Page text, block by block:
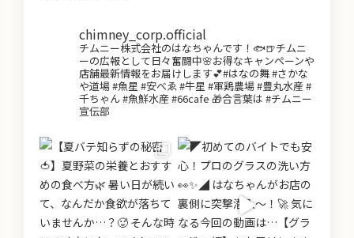
chimney_corp.official
チムニー株式会社のはなちゃんです！🐟🍺チムニ
ーの広報として日々奮闘中🌸お得なキャンペーンや
店舗最新情報をお届けします💕#はなの舞 #さかな
や道場 #魚星 #安べゑ #牛星 #軍鶏農場 #豊丸水産 #
千ちゃん #魚鮮水産 #66cafe 🎁合言葉は #チムニー
宣伝部